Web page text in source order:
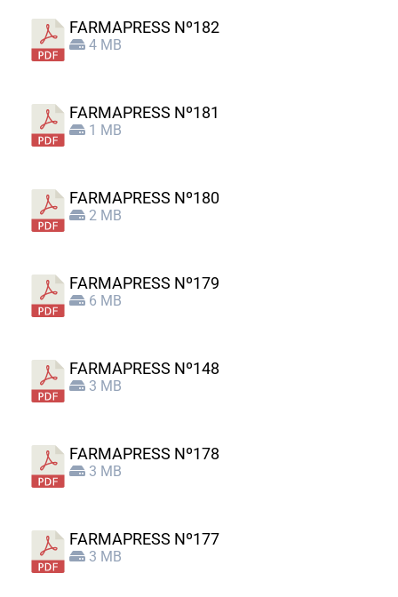
FARMAPRESS Nº182
4 MB
FARMAPRESS Nº181
1 MB
FARMAPRESS Nº180
2 MB
FARMAPRESS Nº179
6 MB
FARMAPRESS Nº148
3 MB
FARMAPRESS Nº178
3 MB
FARMAPRESS Nº177
3 MB